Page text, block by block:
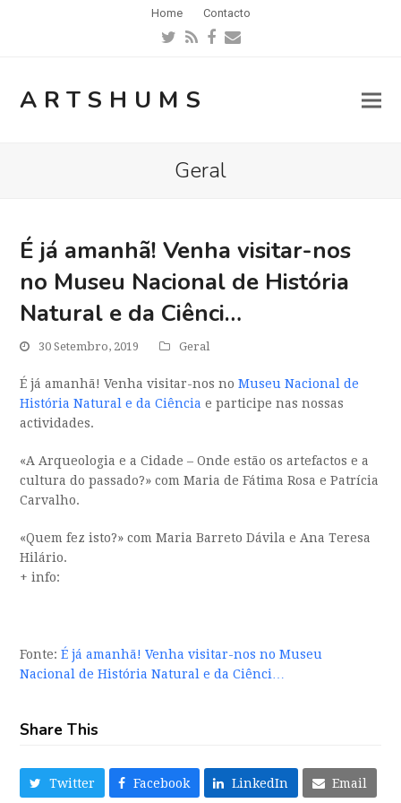
Home Contacto
Twitter
RSSFacebook
Email
ARTSHUMS
Geral
É já amanhã! Venha visitar-nos
no Museu Nacional de História
Natural e da Ciênci…
30 Setembro, 2019 Geral
É já amanhã! Venha visitar-nos noMuseu Nacional de
História Natural e da Ciência e participe nas nossas
actividades.
«A Arqueologia e a Cidade – Onde estão os artefactos e a
cultura do passado?» com Maria de Fátima Rosa e Patrícia
Carvalho.
«Quem fez isto?» com Maria Barreto Dávila e Ana Teresa
Hilário.
+ info:
Fonte:É já amanhã! Venha visitar-nos no Museu
Nacional de História Natural e da Ciênci…
Share This
Twitter Facebook LinkedIn Email